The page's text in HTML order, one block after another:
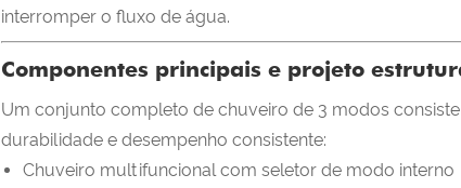
interromper o fluxo de água.
Componentes principais e projeto
Um conjunto completo de chuveiro de 3 modos
durabilidade e desempenho consistente:
Chuveiro multifuncional com seletor de modo interno